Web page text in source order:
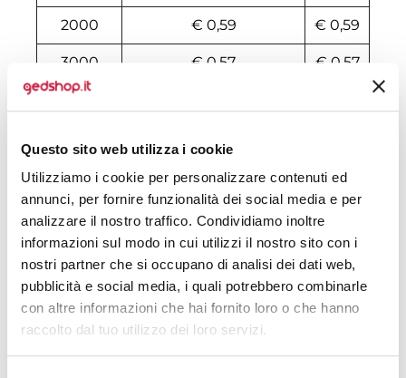
Questo sito web utilizza i cookie
Utilizziamo i cookie per personalizzare contenuti ed
annunci, per fornire funzionalità dei social media e per
analizzare il nostro traffico. Condividiamo inoltre
informazioni sul modo in cui utilizzi il nostro sito con i
nostri partner che si occupano di analisi dei dati web,
pubblicità e social media, i quali potrebbero combinarle
con altre informazioni che hai fornito loro o che hanno
raccolto dal tuo utilizzo dei loro servizi.
2000 € 0,59 € 0,59
3000 € 0,57 € 0,57
4000
6000 € 0,55 € 0,55
7000 € 0,55
8000 € 0,53 € 0,53
10000 € 0,52 € 0,52